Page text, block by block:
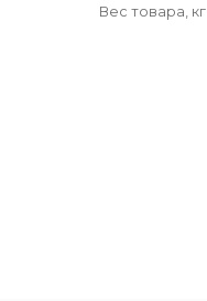
Вес товара, кг